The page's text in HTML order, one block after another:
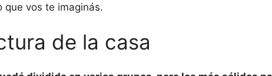
que vos te imaginás.
de la casa